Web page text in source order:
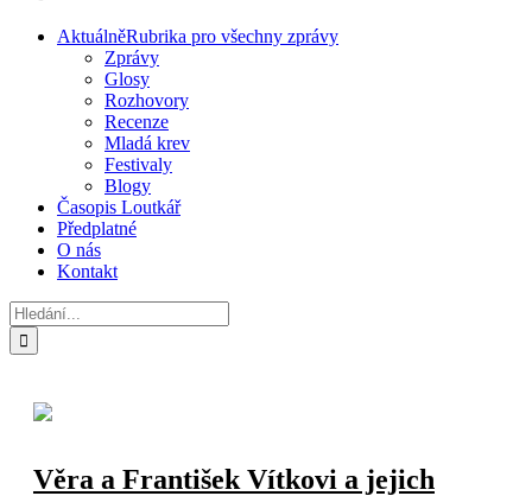
AktuálněRubrika pro všechny zprávy
Zprávy
Glosy
Rozhovory
Recenze
Mladá krev
Festivaly
Blogy
Časopis Loutkář
Předplatné
O nás
Kontakt
Hledat:
Věra a František Vítkovi a jejich